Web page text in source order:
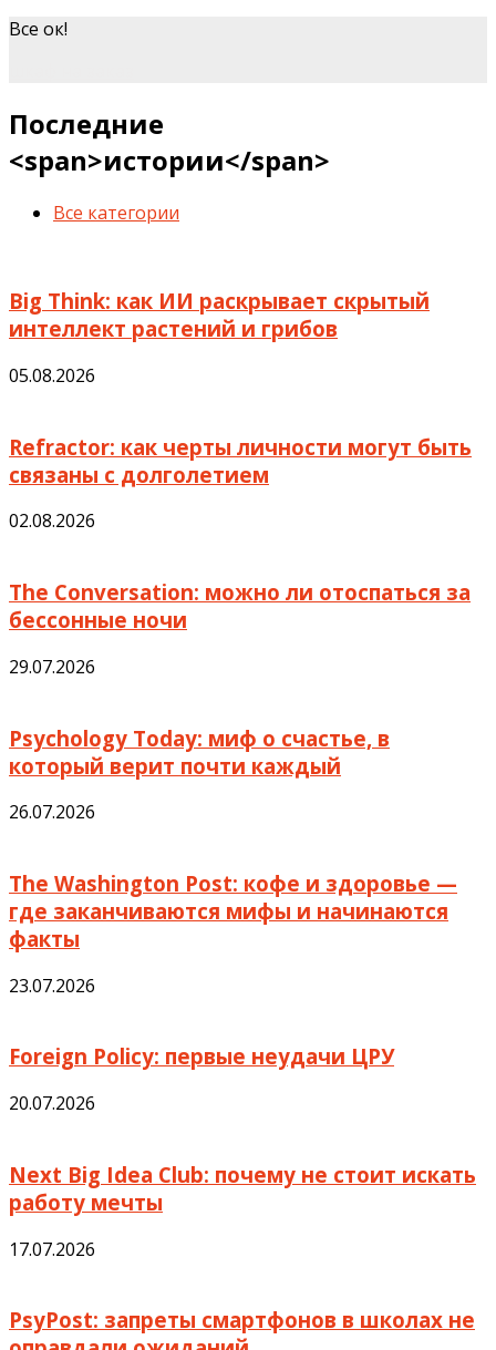
Все ок!
Последние
<span>истории</span>
Все категории
Big Think: как ИИ раскрывает скрытый
интеллект растений и грибов
05.08.2026
Refractor: как черты личности могут быть
связаны с долголетием
02.08.2026
The Conversation: можно ли отоспаться за
бессонные ночи
29.07.2026
Psychology Today: миф о счастье, в
который верит почти каждый
26.07.2026
The Washington Post: кофе и здоровье —
где заканчиваются мифы и начинаются
факты
23.07.2026
Foreign Policy: первые неудачи ЦРУ
20.07.2026
Next Big Idea Club: почему не стоит искать
работу мечты
17.07.2026
PsyPost: запреты смартфонов в школах не